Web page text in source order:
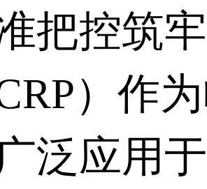
把控筑
）作
泛应用